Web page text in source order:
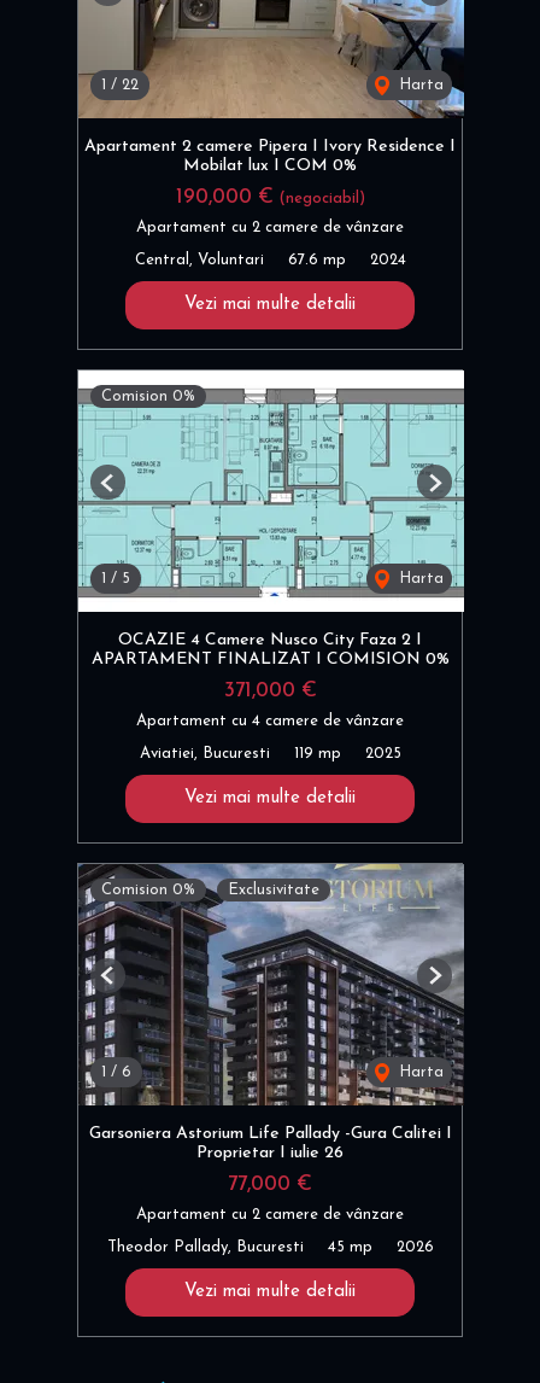
/ 22 Harta
Apartament 2 camere Pipera I Ivory Residence I
Mobilat lux I COM 0%
190,000 € (negociabil)
Apartament cu 2 camere de vânzare
Central, Voluntari 67.6 mp 2024
Vezi mai multe detalii
Comision 0%
1 / 5 Harta
Previous Next
OCAZIE 4 Camere Nusco City Faza 2 I
APARTAMENT FINALIZAT I COMISION 0%
371,000 €
Apartament cu 4 camere de vânzare
Aviatiei, Bucuresti 119 mp 2025
Vezi mai multe detalii
Comision 0% Exclusivitate
1 / 6 Harta
Previous Next
Garsoniera Astorium Life Pallady -Gura Calitei I
Proprietar I iulie 26
77,000 €
Apartament cu 2 camere de vânzare
Theodor Pallady, Bucuresti 45 mp 2026
Vezi mai multe detalii